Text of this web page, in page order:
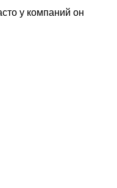
у компаний он